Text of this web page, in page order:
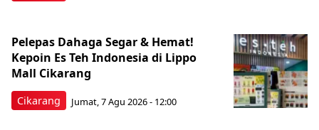
Cikarang
Pelepas Dahaga Segar & Hemat!
Kepoin Es Teh Indonesia di Lippo
Mall Cikarang
Jumat, 7 Agu 2026 - 12:00